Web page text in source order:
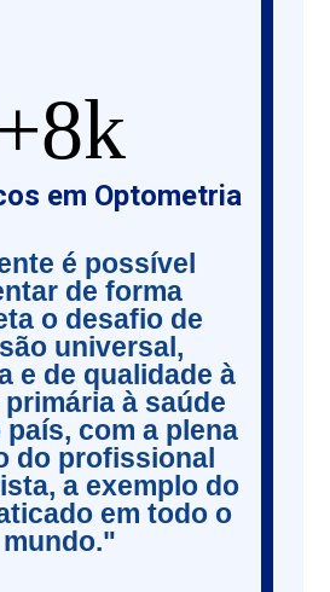
8k
em Optometria
é possível
de forma
o desafio de
universal,
e de qualidade à
à saúde
com a plena
do profissional
a exemplo do
em todo o
mundo."